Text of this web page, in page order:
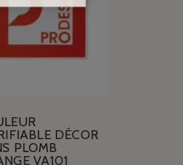
DÉCOR
PLOMB
VA101